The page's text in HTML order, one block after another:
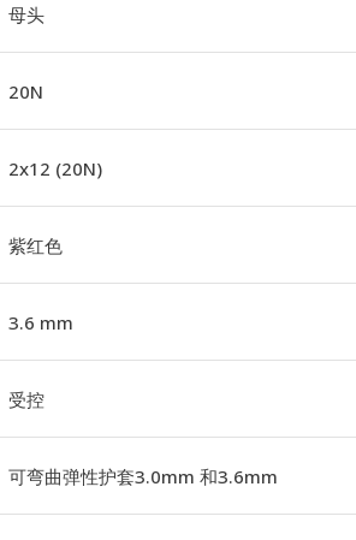
母头
20N
2x12 (20N)
紫红色
3.6 mm
受控
可弯曲弹性护套3.0mm 和3.6mm